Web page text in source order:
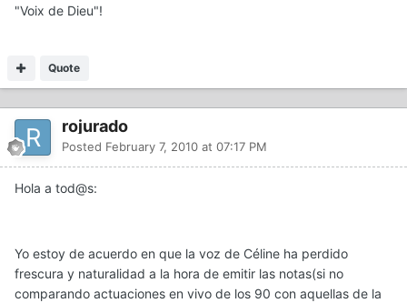
"Voix de Dieu"!
Quote
rojurado
Posted February 7, 2010 at 07:17 PM
Hola a tod@s:
Yo estoy de acuerdo en que la voz de Céline ha perdido
frescura y naturalidad a la hora de emitir las notas(si no
comparando actuaciones en vivo de los 90 con aquellas de la